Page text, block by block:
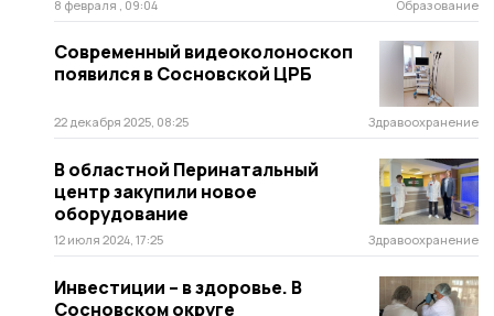
8 февраля , 09:04 Образование
Современный видеоколоноскоп
появился в Сосновской ЦРБ
22 декабря 2025, 08:25 Здравоохранение
В областной Перинатальный
центр закупили новое
оборудование
12 июля 2024, 17:25 Здравоохранение
Инвестиции – в здоровье. В
Сосновском округе